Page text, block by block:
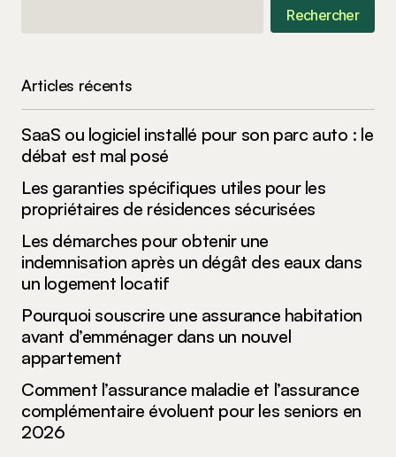
Enregistrer mon nom, mon e-mail et mon site
commentaire.
Submit Comment
Rechercher
Articles récents
SaaS ou logiciel installé pour son parc auto : le
débat est mal posé
Les garanties spécifiques utiles pour les
propriétaires de résidences sécurisées
Les démarches pour obtenir une
indemnisation après un dégât des eaux dans
un logement locatif
Pourquoi souscrire une assurance habitation
avant d’emménager dans un nouvel
appartement
Comment l’assurance maladie et l’assurance
complémentaire évoluent pour les seniors en
2026